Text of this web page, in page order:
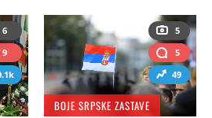
6
9
5
5
49
BOJE SRPSKE ZASTAVE